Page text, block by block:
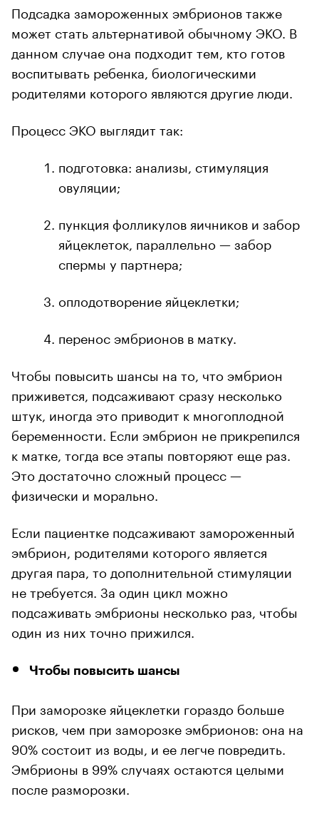
Подсадка замороженных эмбрионов также
может стать альтернативой обычному ЭКО. В
данном случае она подходит тем, кто готов
воспитывать ребенка, биологическими
родителями которого являются другие люди.
Процесс ЭКО выглядит так:
подготовка: анализы, стимуляция
овуляции;
пункция фолликулов яичников и забор
яйцеклеток, параллельно — забор
спермы у партнера;
оплодотворение яйцеклетки;
перенос эмбрионов в матку.
Чтобы повысить шансы на то, что эмбрион
приживется, подсаживают сразу несколько
штук, иногда это приводит к многоплодной
беременности. Если эмбрион не прикрепился
к матке, тогда все этапы повторяют еще раз.
Это достаточно сложный процесс —
физически и морально.
Если пациентке подсаживают замороженный
эмбрион, родителями которого является
другая пара, то дополнительной стимуляции
не требуется. За один цикл можно
подсаживать эмбрионы несколько раз, чтобы
один из них точно прижился.
Чтобы повысить шансы
При заморозке яйцеклетки гораздо больше
рисков, чем при заморозке эмбрионов: она на
90% состоит из воды, и ее легче повредить.
Эмбрионы в 99% случаях остаются целыми
после разморозки.